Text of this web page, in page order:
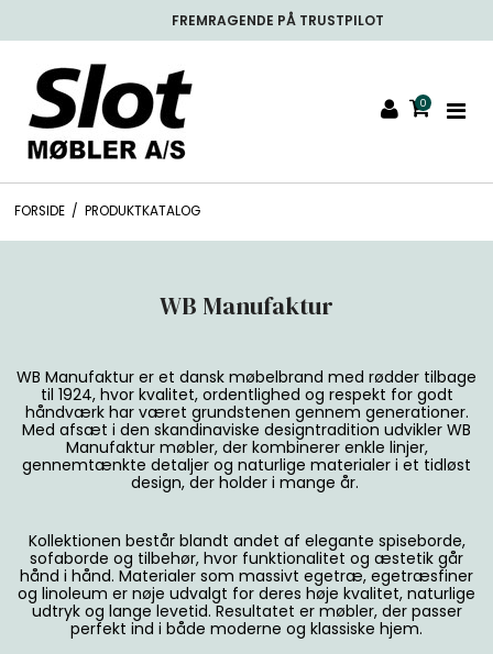
FRI FRAGT FRA 799.- *
0
FORSIDE / PRODUKTKATALOG
WB Manufaktur
WB Manufaktur er et dansk møbelbrand med rødder tilbage
til 1924, hvor kvalitet, ordentlighed og respekt for godt
håndværk har været grundstenen gennem generationer.
Med afsæt i den skandinaviske designtradition udvikler WB
Manufaktur møbler, der kombinerer enkle linjer,
gennemtænkte detaljer og naturlige materialer i et tidløst
design, der holder i mange år.
Kollektionen består blandt andet af elegante spiseborde,
sofaborde og tilbehør, hvor funktionalitet og æstetik går
hånd i hånd. Materialer som massivt egetræ, egetræsfiner
og linoleum er nøje udvalgt for deres høje kvalitet, naturlige
udtryk og lange levetid. Resultatet er møbler, der passer
perfekt ind i både moderne og klassiske hjem.